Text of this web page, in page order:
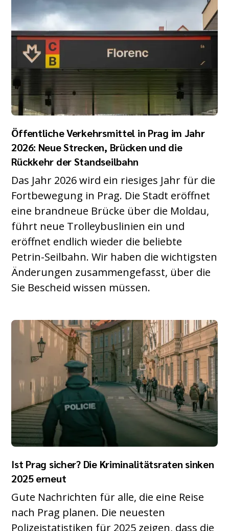
Öffentliche Verkehrsmittel in Prag im Jahr
2026: Neue Strecken, Brücken und die
Rückkehr der Standseilbahn
Das Jahr 2026 wird ein riesiges Jahr für die
Fortbewegung in Prag. Die Stadt eröffnet
eine brandneue Brücke über die Moldau,
führt neue Trolleybuslinien ein und
eröffnet endlich wieder die beliebte
Petrin-Seilbahn. Wir haben die wichtigsten
Änderungen zusammengefasst, über die
Sie Bescheid wissen müssen.
Ist Prag sicher? Die Kriminalitätsraten sinken
2025 erneut
Gute Nachrichten für alle, die eine Reise
nach Prag planen. Die neuesten
Polizeistatistiken für 2025 zeigen, dass die